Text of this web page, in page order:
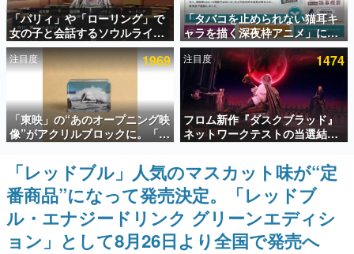
アプリセール情報
インタビュー
連載・特集一覧
殿堂入り記事
SNS拡散数が数千以上！ ページビュー数万以上！ などな
ど。多くの人々に読まれた、電ファミ渾身の“殿堂入り”記
事をまとめました。
ゲームの企画書
名作ゲームクリエイターの方々に製作時のエピソードをお
聞きし、ヒットする企画（ゲーム）とは何か？を探ってい
きます。
赫本
この物語を解いてはいけない。『赫本』は、〈試験問題〉
「パリィ」や「ローリング」で
女の子と会話するソウルライク
恋愛ゲーム『小早川さんはソウ
ルライク』無料公開。返事に失
敗すると「YOU DIED」
「タバコを止められない猫耳キ
ャラを描く深夜枠アニメ」に視
聴者の一部から批判意見。違法
薬物の使用と思しき描写も含め
て、BPOが議論を交わす
注目度 1969
「東映」の“あのオープニング映
像”がアクリルブロックに。「東
映ヒストリカル グッズコレクシ
ョン」が8月下旬より発売
注目度 1474
フロム新作『ダスクブラッド』
ネットワークテストの当選結果
が8月7日22時に発表。応募サイ
トのマイページから確認可能、
テスト実施は8月21日～24日
「レッドブル」人気のマスカット味が“定
番商品”になって発売決定。「レッドブ
ル・エナジードリンク グリーンエディシ
ョン」として8月26日より全国で発売へ